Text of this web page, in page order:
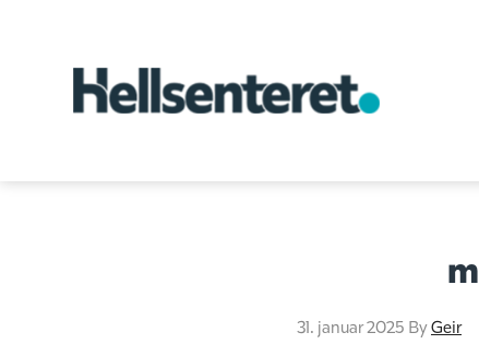
31. januar 2025 ByGeir